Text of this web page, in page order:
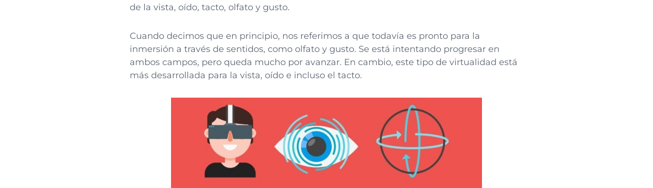
de la vista, oído, tacto, olfato y gusto.
Cuando decimos que en principio, nos referimos a que todavía es pronto para la
inmersión a través de sentidos, como olfato y gusto. Se está intentando progresar en
ambos campos, pero queda mucho por avanzar. En cambio, este tipo de virtualidad está
más desarrollada para la vista, oído e incluso el tacto.